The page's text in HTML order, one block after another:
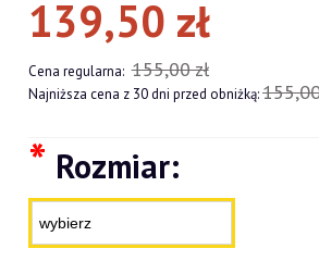
139,50 zł
Cena regularna: 155,00 zł
Najniższa cena z 30 dni przed obniżką:
* Rozmiar: